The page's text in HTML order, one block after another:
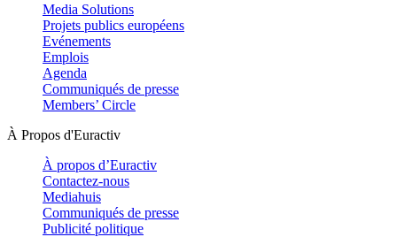
Media Solutions
Projets publics européens
Evénements
Emplois
Agenda
Communiqués de presse
Members’ Circle
À Propos d'Euractiv
À propos d’Euractiv
Contactez-nous
Mediahuis
Communiqués de presse
Publicité politique